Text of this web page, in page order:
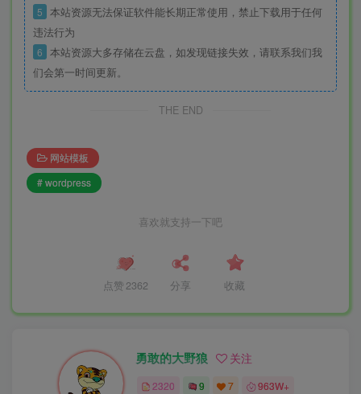
5 本站资源无法保证软件能长期正常使用，禁止下载用于任何
违法行为
6 本站资源大多存储在云盘，如发现链接失效，请联系我们我
们会第一时间更新。
THE END
网站模板
# wordpress
喜欢就支持一下吧
点赞 2362 分享 收藏
勇敢的大野狼 关注
2320 9 7 963W+